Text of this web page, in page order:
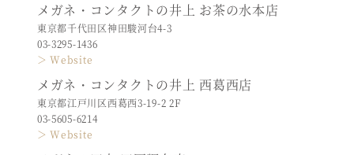
メガネ・コンタクトの井上 お茶の水本店
東京都千代田区神田駿河台4-3
03-3295-1436
＞ Website
メガネ・コンタクトの井上 西葛西店
東京都江戸川区西葛西3-19-2 2F
03-5605-6214
＞ Website